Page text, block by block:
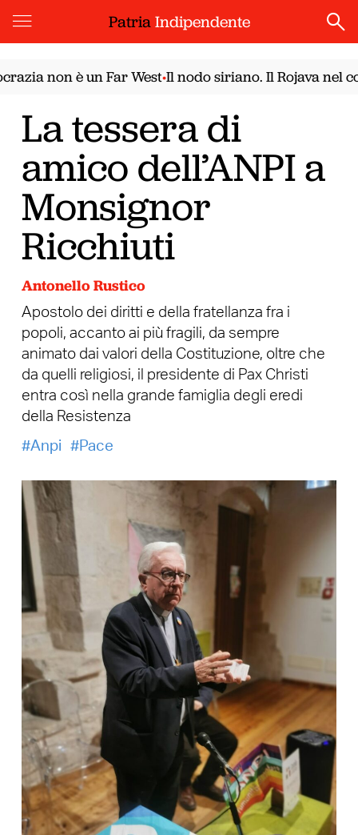
PatriaIndipendente
non è un Far West•Il nodo siriano. Il Rojava nel
La tessera di
amico dell’ANPI a
Monsignor
Ricchiuti
Antonello Rustico
Apostolo dei diritti e della fratellanza fra i
popoli, accanto ai più fragili, da sempre
animato dai valori della Costituzione, oltre che
da quelli religiosi, il presidente di Pax Christi
entra così nella grande famiglia degli eredi
della Resistenza
Anpi
Pace